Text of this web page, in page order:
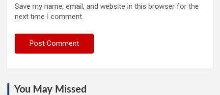
Save my name, email, and website in this browser for the
next time I comment.
You May Missed